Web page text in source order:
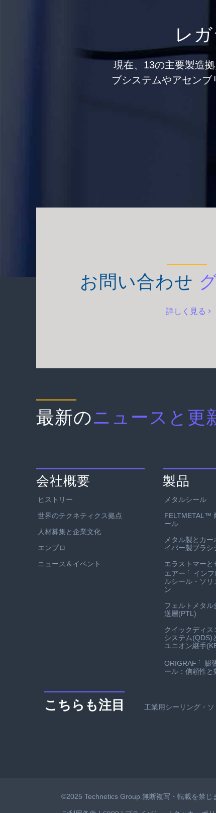
レ
現在、13の主要製造
ブシステムやアセン
お問い合わせ
詳しく見る
最新のニュースと更
会社概要
ヒストリー
世界のテクネティクス拠点
人材募集と企業文化
エンプロ
ニュース＆イベント
製品
メタルシール
FELTMETAL™
ール
メタル製とカー
イバー製ブラシ
エラストマーと
エアー ：
イン
ルシール・ソリ
ン
フェルトメタル
送層(PTL)
クイックディス
システム(QDS)
ユニオン継手
ORIGRAF ：
膨
ール：信頼性と
こちらも注目 工業用シーリング・
©2025 Technetics Group.無断複写・転載を禁じ